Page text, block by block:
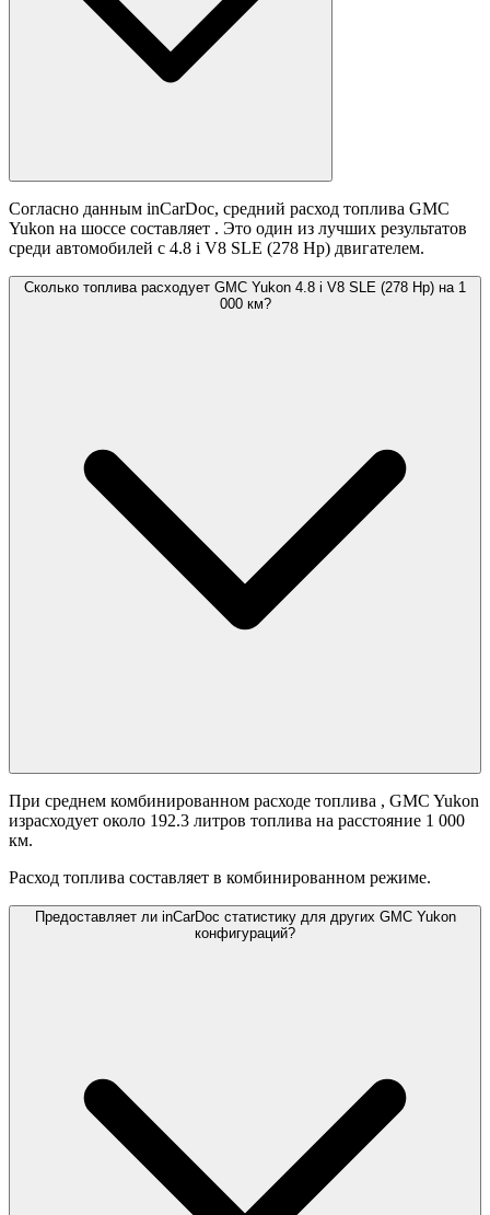
Согласно данным inCarDoc, средний расход топлива GMC
Yukon на шоссе составляет . Это один из лучших результатов
среди автомобилей с 4.8 i V8 SLE (278 Hp) двигателем.
Сколько топлива расходует GMC Yukon 4.8 i V8 SLE (278 Hp) на 1
000 км?
При среднем комбинированном расходе топлива , GMC Yukon
израсходует около 192.3 литров топлива на расстояние 1 000
км.
Расход топлива составляет в комбинированном режиме.
Предоставляет ли inCarDoc статистику для других GMC Yukon
конфигураций?